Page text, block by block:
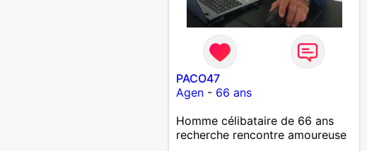
PACO47
Agen- 66 ans
Homme célibataire de 66 ans
recherche rencontre amoureuse